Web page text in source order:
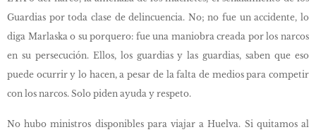
Guardias por toda clase de delincuencia. No; no fue un accidente, lo
diga Marlaska o su porquero: fue una maniobra creada por los narcos
en su persecución. Ellos, los guardias y las guardias, saben que eso
puede ocurrir y lo hacen, a pesar de la falta de medios para competir
con los narcos. Solo piden ayuda y respeto.
No hubo ministros disponibles para viajar a Huelva. Si quitamos al